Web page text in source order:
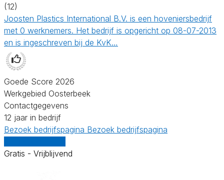
(12)
Joosten Plastics International B.V. is een hoveniersbedrijf
met 0 werknemers. Het bedrijf is opgericht op 08-07-2013
en is ingeschreven bij de KvK…
Goede Score 2026
Werkgebied Oosterbeek
Contactgegevens
12 jaar in bedrijf
Bezoek bedrijfspagina Bezoek bedrijfspagina
Gratis - Vrijblijvend